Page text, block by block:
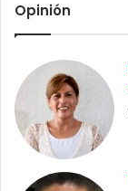
Opinión